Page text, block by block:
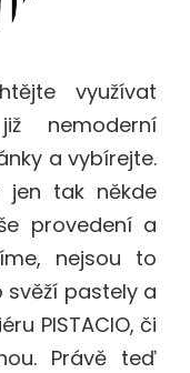
využívat
nemoderní
a vybírejte.
jen tak někde
provedení a
nejsou to
svěží pastely a
PISTACIO, či
Právě teď